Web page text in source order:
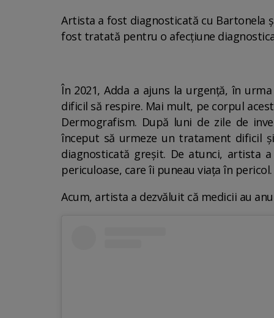
Artista a fost diagnosticată cu Bartonela
fost tratată pentru o afecțiune
În 2021, Adda a ajuns la urgență, în
dificil să respire. Mai mult, pe corpul
Dermografism. După luni de zile de
început să urmeze un tratament dificil
diagnosticată greşit. De atunci, artista
periculoase, care îi puneau viața în pericol.
Acum, artista a dezvăluit că medicii au